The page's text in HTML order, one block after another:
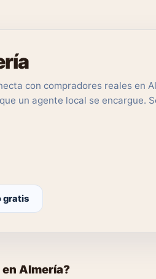
con compradores reales en
un agente local se encargue.
gratis
Almería?